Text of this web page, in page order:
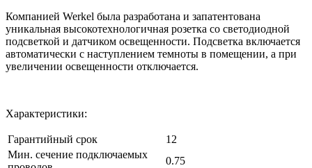
Компанией Werkel была разработана и запатентована
уникальная высокотехнологичная розетка со светодиодной
подсветкой и датчиком освещенности. Подсветка включается
автоматически с наступлением темноты в помещении, а при
увеличении освещенности отключается.
Характеристики:
Гарантийный срок
12
Мин. сечение подключаемых
0.75